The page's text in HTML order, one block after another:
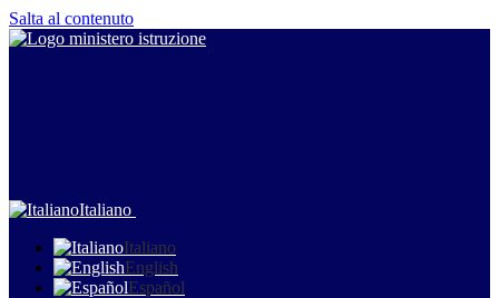
Salta al contenuto
Italiano
Italiano
English
Español